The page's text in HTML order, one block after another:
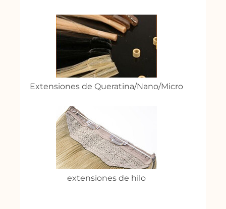
Extensiones de Queratina/Nano/Micro
extensiones de hilo